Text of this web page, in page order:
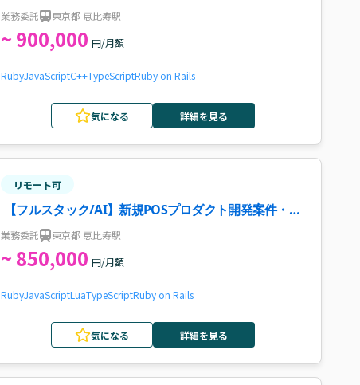
件・求人
業務委託 東京都 恵比寿駅
~ 900,000 円/月額
RubyJavaScriptC++TypeScriptRuby on Rails
気になる 詳細を見る
リモート可
【フルスタック/AI】新規POSプロダクト開発案件・求
人
業務委託 東京都 恵比寿駅
~ 850,000 円/月額
RubyJavaScriptLuaTypeScriptRuby on Rails
気になる 詳細を見る